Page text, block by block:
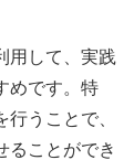
用して、実践
めです。特
うことで、
ることができ